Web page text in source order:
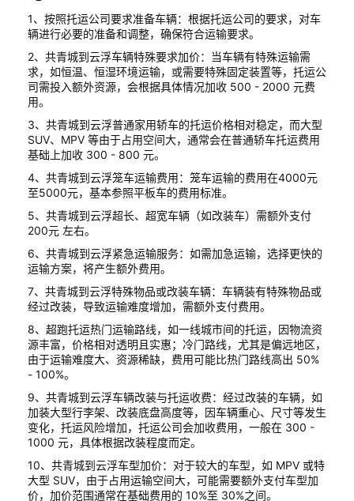
1、按照托运公司要求准备车辆：根据托运公司的要求，对车
辆进行必要的准备和调整，确保符合运输要求。
2、共青城到云浮车辆特殊要求加价：当车辆有特殊运输需
求，如恒温、恒湿环境运输，或需要特殊固定装置等，托运公
司需投入额外资源，会根据具体情况加收 500 - 2000 元费
用。
3、共青城到云浮普通家用轿车的托运价格相对稳定，而大型
SUV、MPV 等由于占用空间大，通常会在普通轿车托运费用
基础上加收 300 - 800 元。
4、共青城到云浮笼车运输费用：笼车运输的费用在4000元
至5000元，基本参照平板车的费用标准。
5、共青城到云浮超长、超宽车辆（如改装车）需额外支付
200元 左右。
6、共青城到云浮紧急运输服务：如需加急运输，选择更快的
运输方案，将产生额外费用。
7、共青城到云浮特殊物品或改装车辆：车辆装有特殊物品或
经过改装，导致运输难度增加，需额外支付费用。
8、超跑托运热门运输路线，如一线城市间的托运，因物流资
源丰富，价格相对透明且实惠；冷门路线，尤其是偏远地区，
由于运输难度大、资源稀缺，费用可能比热门路线高出 50%
- 100%。
9、共青城到云浮车辆改装与托运收费：经过改装的车辆，如
加装大型行李架、改装底盘高度等，因车辆重心、尺寸等发生
变化，托运风险增加，托运公司会加收费用，一般在 300 -
1000 元，具体根据改装程度而定。
10、共青城到云浮车型加价：对于较大的车型，如 MPV 或特
大型 SUV，由于占用运输空间大，可能需要额外支付车型加
价，加价范围通常在基础费用的 10%至 30%之间。